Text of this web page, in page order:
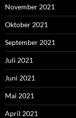
November 2021
Oktober 2021
September 2021
Juli 2021
Juni 2021
Mai 2021
April 2021